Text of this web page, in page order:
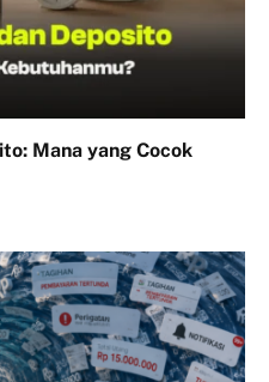
Mana yang Cocok